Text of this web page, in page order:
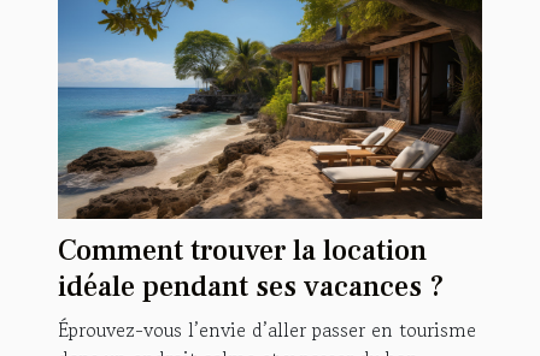
Comment trouver la location
idéale pendant ses vacances ?
Éprouvez-vous l’envie d’aller passer en tourisme